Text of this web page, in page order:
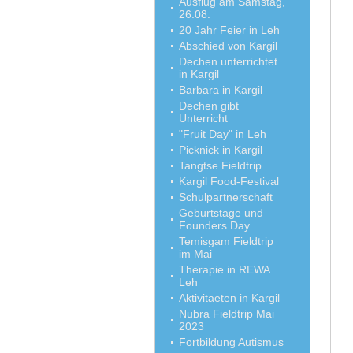
26.08.
20 Jahr Feier in Leh
Abschied von Kargil
Dechen unterrichtet
in Kargil
Barbara in Kargil
Dechen gibt
Unterricht
"Fruit Day" in Leh
Picknick in Kargil
Tangtse Fieldtrip
Kargil Food-Festival
Schulpartnerschaft
Geburtstage und
Founders Day
Temisgam Fieldtrip
im Mai
Therapie in REWA
Leh
Aktivitaeten in Kargil
Nubra Fieldtrip Mai
2023
Fortbildung Autismus